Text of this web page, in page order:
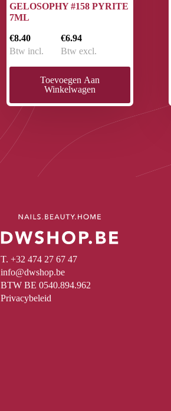
GELOSOPHY #158 PYRITE
7ML
€8.40
Btw incl.
€6.94
Btw excl.
Toevoegen Aan
Winkelwagen
T. +32 474 27 67 47
info@dwshop.be
BTW BE 0540.894.962
Privacybeleid